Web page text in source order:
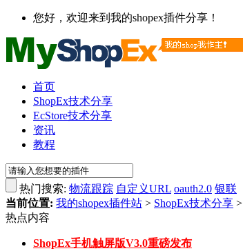
您好，欢迎来到我的shopex插件分享！
首页
ShopEx技术分享
EcStore技术分享
资讯
教程
热门搜索: 物流跟踪 自定义URL oauth2.0 银联
当前位置: 我的shopex插件站 > ShopEx技术分享 >
热点内容
ShopEx手机触屏版V3.0重磅发布